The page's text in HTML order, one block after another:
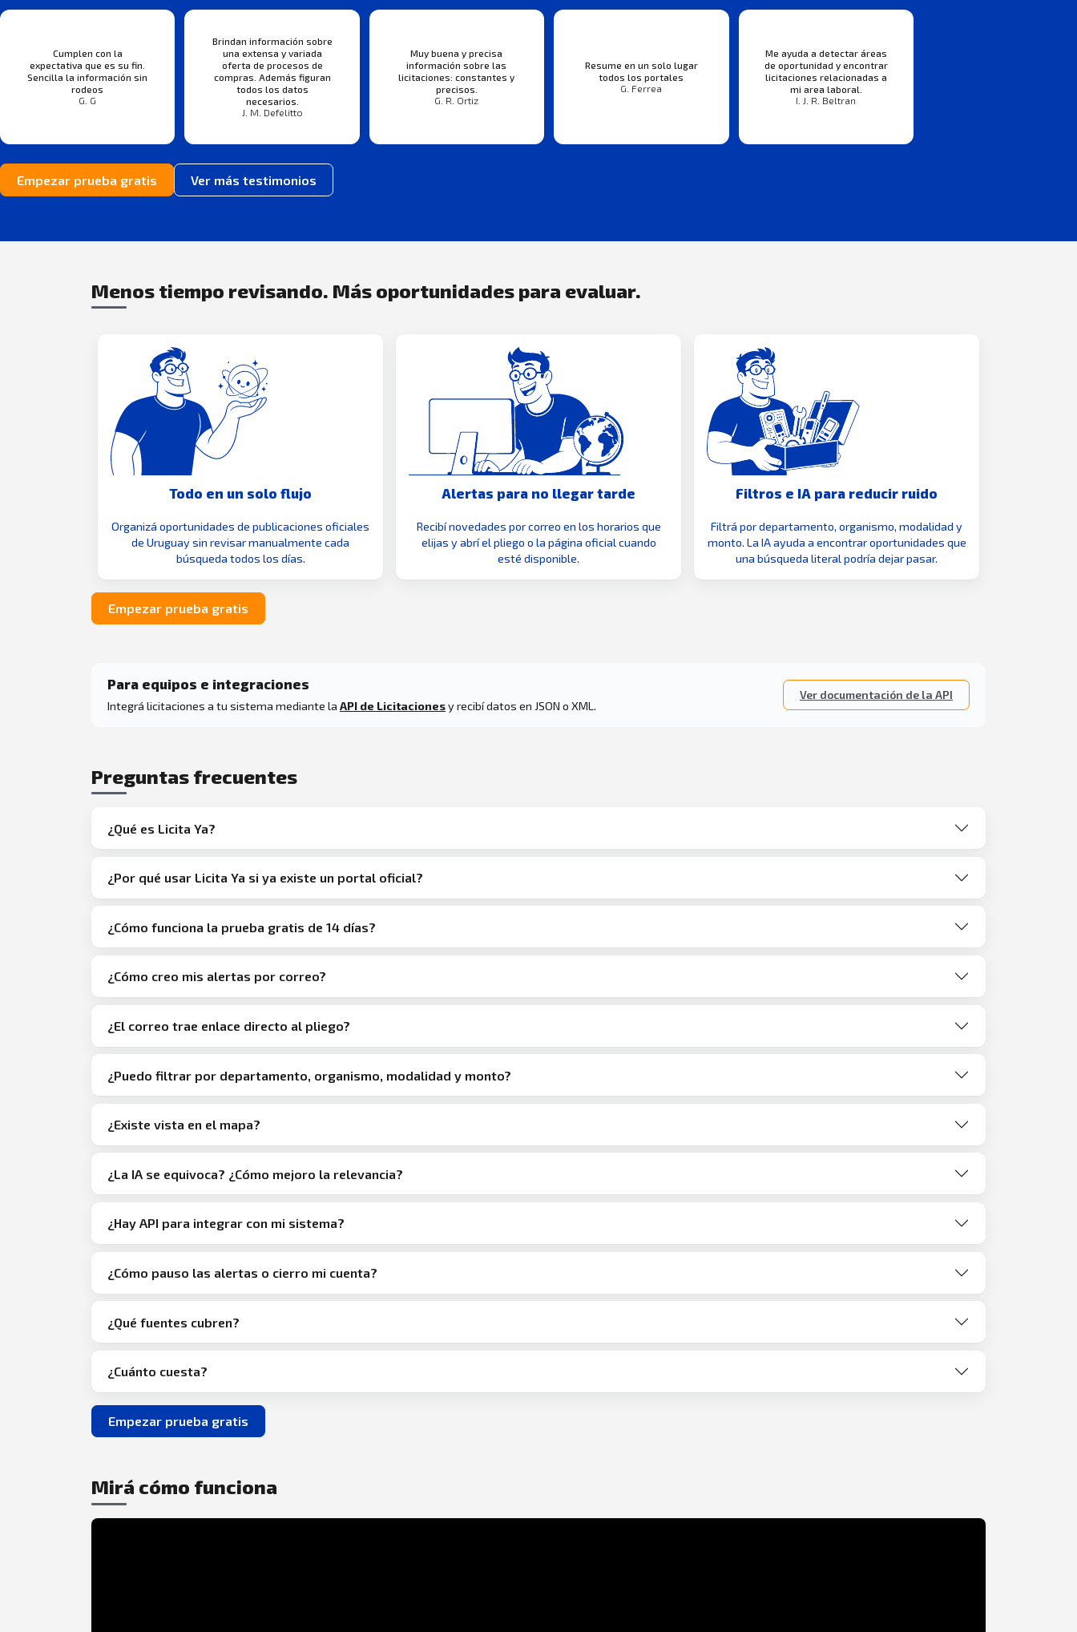
Cumplen con la
expectativa que es su fin.
Sencilla la información sin
rodeos
G. G
Brindan información sobre
una extensa y variada
oferta de procesos de
compras. Además figuran
todos los datos
necesarios.
J. M. Defelitto
Muy buena y precisa
información sobre las
licitaciones: constantes y
precisos.
G. R. Ortiz
Resume en un solo lugar
todos los portales
G. Ferrea
Me ayuda a detectar áreas
de oportunidad y encontrar
licitaciones relacionadas a
mi area laboral.
I. J. R. Beltran
Empezar prueba gratis Ver más testimonios
Menos tiempo revisando. Más oportunidades para evaluar.
Todo en un solo flujo
Organizá oportunidades de publicaciones oficiales
de Uruguay sin revisar manualmente cada
búsqueda todos los días.
Alertas para no llegar tarde
Recibí novedades por correo en los horarios que
elijas y abrí el pliego o la página oficial cuando
esté disponible.
Filtros e IA para reducir ruido
Filtrá por departamento, organismo, modalidad y
monto. La IA ayuda a encontrar oportunidades que
una búsqueda literal podría dejar pasar.
Empezar prueba gratis
Para equipos e integraciones
Integrá licitaciones a tu sistema mediante la API de Licitacionesy recibí datos en JSON o XML.
Ver documentación de la API
Preguntas frecuentes
¿Qué es Licita Ya?
¿Por qué usar Licita Ya si ya existe un portal oficial?
¿Cómo funciona la prueba gratis de 14 días?
¿Cómo creo mis alertas por correo?
¿El correo trae enlace directo al pliego?
¿Puedo filtrar por departamento, organismo, modalidad y monto?
¿Existe vista en el mapa?
¿La IA se equivoca? ¿Cómo mejoro la relevancia?
¿Hay API para integrar con mi sistema?
¿Cómo pauso las alertas o cierro mi cuenta?
¿Qué fuentes cubren?
¿Cuánto cuesta?
Empezar prueba gratis
Mirá cómo funciona